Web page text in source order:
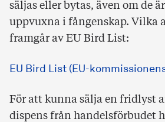
säljas eller bytas, även om de
uppvuxna i fångenskap. Vilka
framgår av EU Bird List:
EU Bird List (EU-
För att kunna sälja en fridlyst
dispens från handelsförbudet